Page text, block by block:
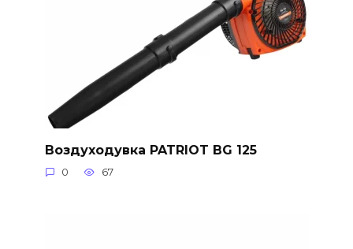
Воздуходувка PATRIOT BG 125
0 67